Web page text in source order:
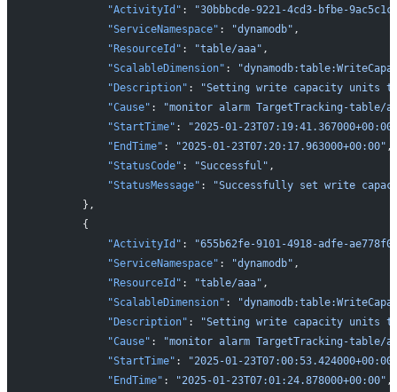
            "ActivityId"
:
"30bbbcde-9221-4cd3-bfbe-
            "ServiceNamespace"
: "dynamodb" ,
            "ResourceId"
: "table/aaa" ,
            "ScalableDimension"
:
            "Description"
:
"Setting write capacity units
            "Cause"
:
"monitor alarm TargetTracking-table/
            "StartTime"
:
"2025-01-
            "EndTime"
: "2025-01-23T07:20:17.963000+00:00" ,
            "StatusCode"
: "Successful" ,
            "StatusMessage"
:
"Successfully set write
        },
        {
            "ActivityId"
:
"655b62fe-9101-4918-adfe-
            "ServiceNamespace"
: "dynamodb" ,
            "ResourceId"
: "table/aaa" ,
            "ScalableDimension"
:
            "Description"
:
"Setting write capacity units
            "Cause"
:
"monitor alarm TargetTracking-table/
            "StartTime"
:
"2025-01-
            "EndTime"
: "2025-01-23T07:01:24.878000+00:00" ,